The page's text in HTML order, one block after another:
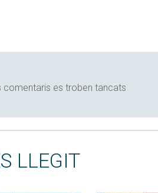
comentaris es troben tancats
LLEGIT